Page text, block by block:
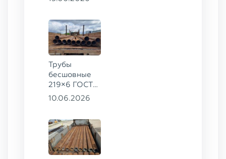
Трубы
бесшовные
219×6 ГОСТ
8732-78, ст.
10.06.2026